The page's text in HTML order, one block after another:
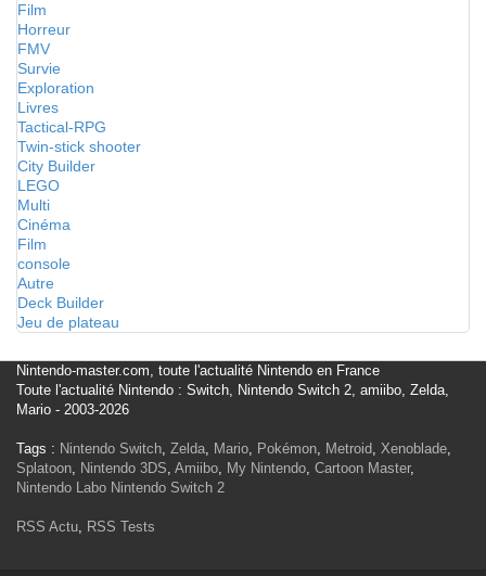
Film
Horreur
FMV
Survie
Exploration
Livres
Tactical-RPG
Twin-stick shooter
City Builder
LEGO
Multi
Cinéma
Film
console
Autre
Deck Builder
Jeu de plateau
Nintendo-master.com, toute l'actualité Nintendo en France
Toute l'actualité Nintendo : Switch, Nintendo Switch 2, amiibo, Zelda,
Mario - 2003-2026
Tags : Nintendo Switch, Zelda, Mario, Pokémon, Metroid, Xenoblade,
Splatoon, Nintendo 3DS, Amiibo, My Nintendo, Cartoon Master,
Nintendo Labo Nintendo Switch 2
RSS Actu, RSS Tests